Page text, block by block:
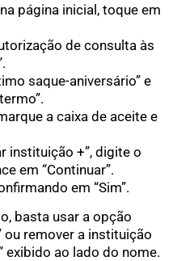
página inicial, toque em
de consulta às
saque-aniversário” e
a caixa de aceite e
instituição +”, digite o
em “Continuar”.
em “Sim”.
basta usar a opção
ou remover a instituição
exibido ao lado do nome.